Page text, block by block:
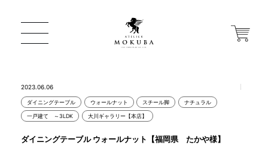
ONLINE STORE
2023.06.06
ダイニングテーブル ウォールナット スチール脚 ナチュラル
一戸建て ～3LDK 大川ギャラリー【本店】
ダイニングテーブル ウォールナット【福岡県 たかや様】